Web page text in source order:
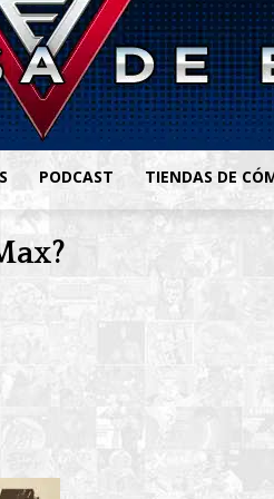
PODCAST TIENDAS DE